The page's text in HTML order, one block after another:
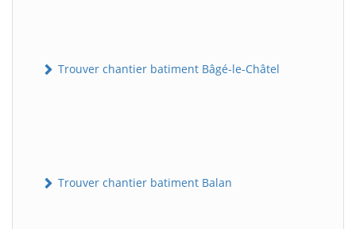
Trouver chantier batiment Bâgé-le-Châtel
Trouver chantier batiment Balan